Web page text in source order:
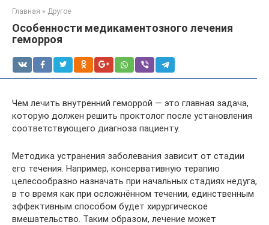
Главная » Другое
Особенности медикаментозного лечения
геморроя
Чем лечить внутренний геморрой — это главная задача,
которую должен решить проктолог после установления
соответствующего диагноза пациенту.
Методика устранения заболевания зависит от стадии
его течения. Например, консервативную терапию
целесообразно назначать при начальных стадиях недуга,
в то время как при осложнённом течении, единственным
эффективным способом будет хирургическое
вмешательство. Таким образом, лечение может